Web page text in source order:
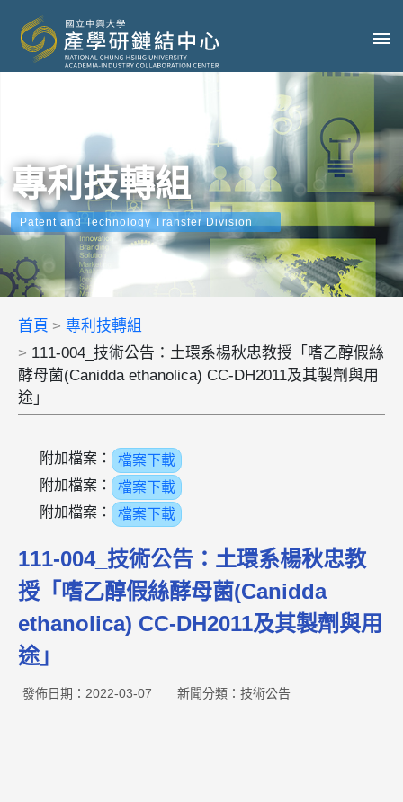
專利技轉組
Patent and Technology Transfer Division
首頁
專利技轉組
111-004_技術公告：土環系楊秋忠教授「嗜乙醇假絲
酵母菌(Canidda ethanolica) CC-DH2011及其製劑與用
途」
附加檔案：
檔案下載
附加檔案：
檔案下載
附加檔案：
檔案下載
111-004_技術公告：土環系楊秋忠教
授「嗜乙醇假絲酵母菌(Canidda
ethanolica) CC-DH2011及其製劑與用
途」
發佈日期：2022-03-07 新聞分類：技術公告